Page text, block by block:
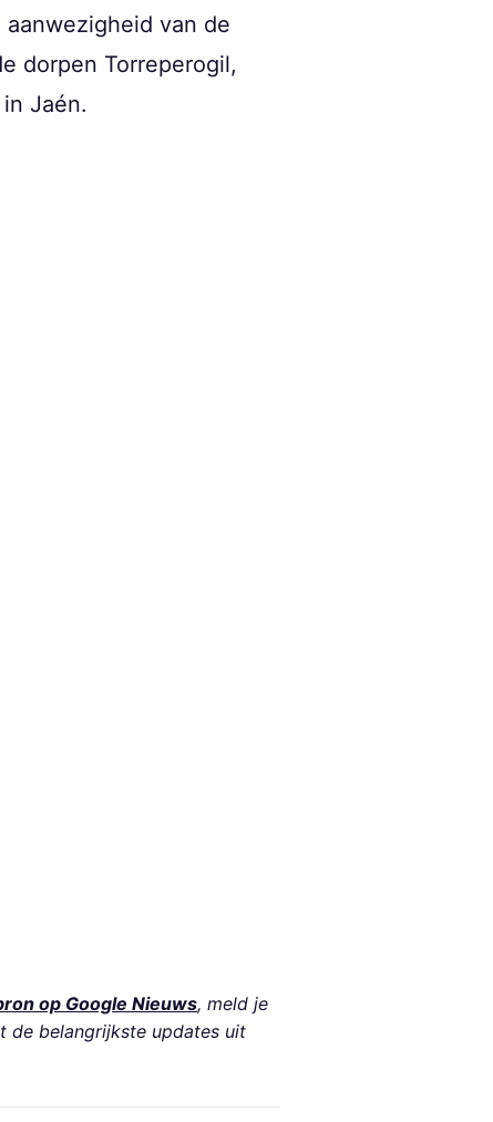
van de
dorpen Torreperogil,
Jaén.
op Google Nieuws, meld je
de belangrijkste updates uit